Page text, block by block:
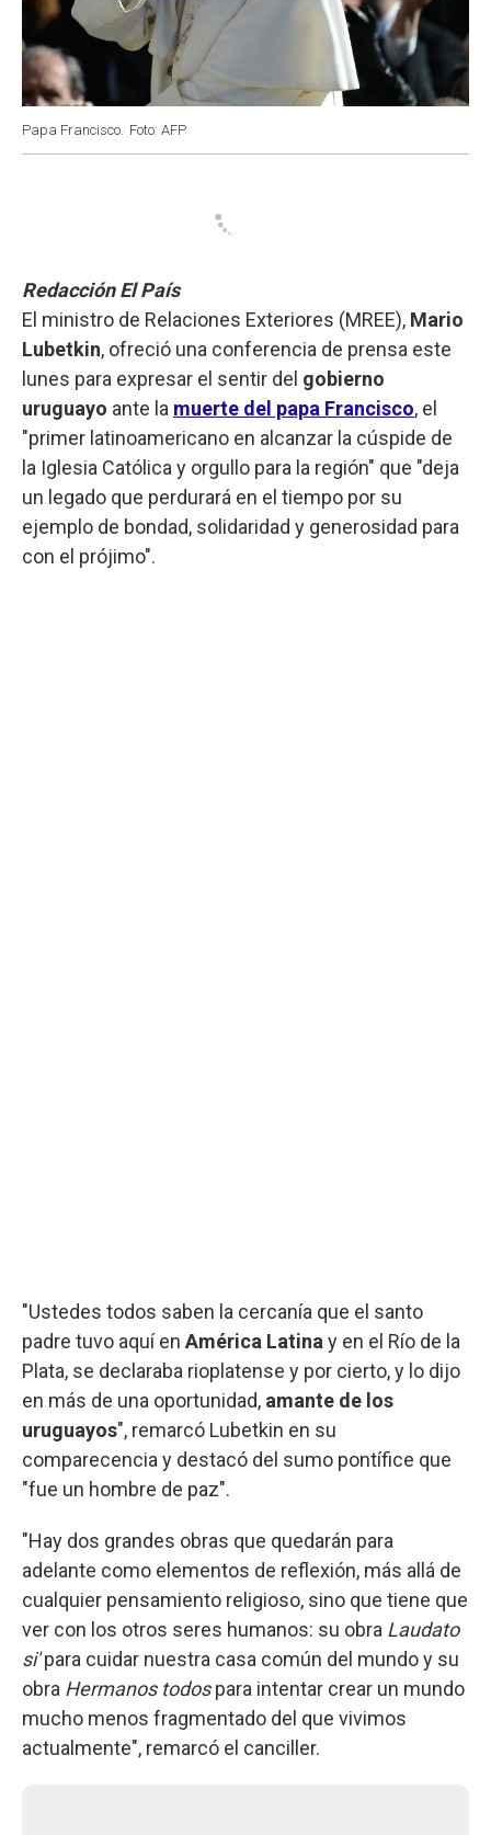
Papa Francisco. Foto: AFP
Redacción El País
El ministro de Relaciones Exteriores (MREE), Mario
Lubetkin, ofreció una conferencia de prensa este
lunes para expresar el sentir del gobierno
uruguayo ante la muerte del papa Francisco, el
"primer latinoamericano en alcanzar la cúspide de
la Iglesia Católica y orgullo para la región" que "deja
un legado que perdurará en el tiempo por su
ejemplo de bondad, solidaridad y generosidad para
con el prójimo".
"Ustedes todos saben la cercanía que el santo
padre tuvo aquí en América Latina y en el Río de la
Plata, se declaraba rioplatense y por cierto, y lo dijo
en más de una oportunidad, amante de los
uruguayos", remarcó Lubetkin en su
comparecencia y destacó del sumo pontífice que
"fue un hombre de paz".
"Hay dos grandes obras que quedarán para
adelante como elementos de reflexión, más allá de
cualquier pensamiento religioso, sino que tiene que
ver con los otros seres humanos: su obra Laudato
si'para cuidar nuestra casa común del mundo y su
obra Hermanos todospara intentar crear un mundo
mucho menos fragmentado del que vivimos
actualmente", remarcó el canciller.